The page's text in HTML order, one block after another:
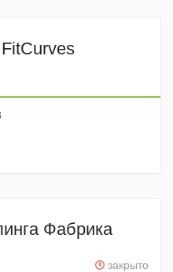
Фабрика
закрыто